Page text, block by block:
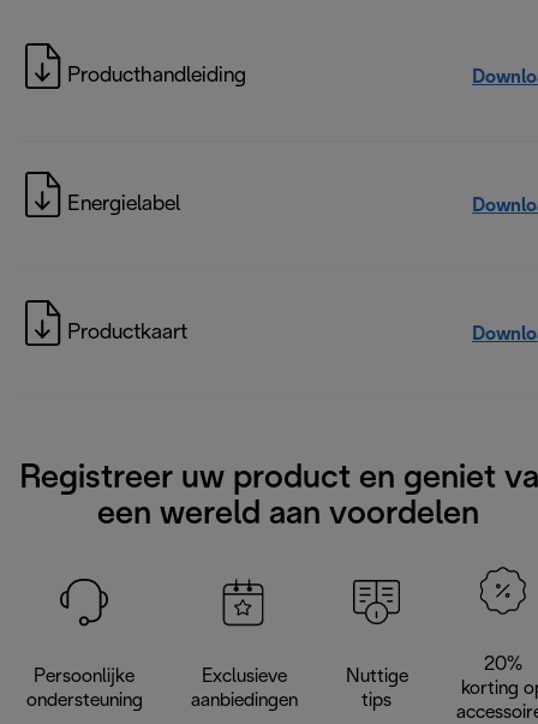
Producthandleiding
Energielabel
Productkaart
Registreer uw product en geniet
een wereld aan voordelen
Persoonlijke
ondersteuning
Exclusieve
aanbiedingen
Nuttige
tips
20%
korting